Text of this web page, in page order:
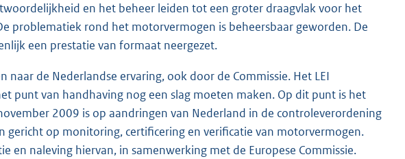
en het beheer leiden tot een groter draagvlak voor het
problematiek rond het motorvermogen is beheersbaar geworden. De
een prestatie van formaat neergezet.
de Nederlandse ervaring, ook door de Commissie. Het LEI
punt van handhaving nog een slag moeten maken. Op dit punt is het
2009 is op aandringen van Nederland in de controleverordening
gericht op monitoring, certificering en verificatie van motorvermogen.
naleving hiervan, in samenwerking met de Europese Commissie.